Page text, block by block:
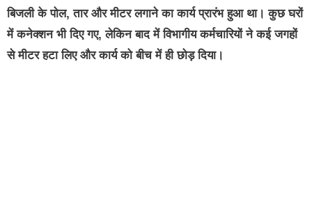
बिजली के पोल, तार और मीटर लगाने का कार्य प्रारंभ हुआ था। कुछ घरों
में कनेक्शन भी दिए गए, लेकिन बाद में विभागीय कर्मचारियों ने कई जगहों
से मीटर हटा लिए और कार्य को बीच में ही छोड़ दिया।